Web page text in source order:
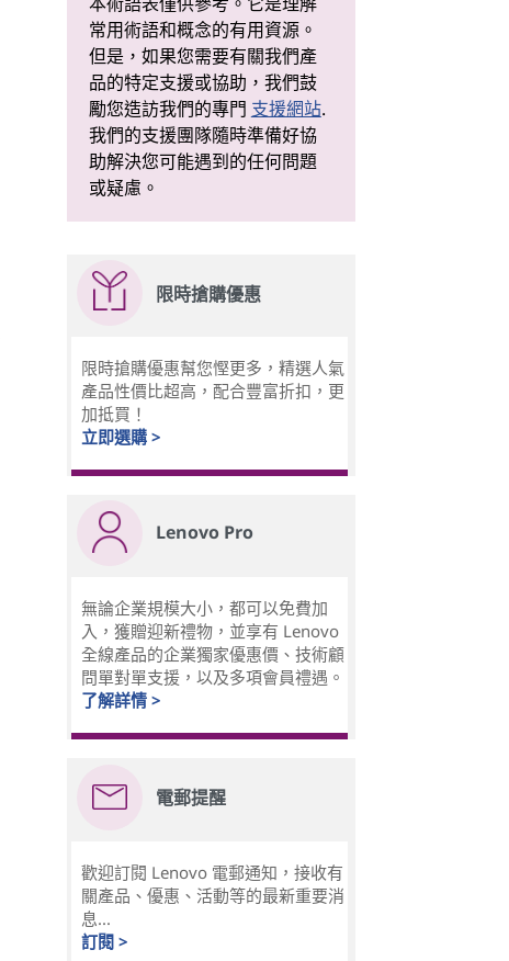
常用術語和概念的有用資源。
但是，如果您需要有關我們產
品的特定支援或協助，我們鼓
勵您造訪我們的專門 支援網站.
我們的支援團隊隨時準備好協
助解決您可能遇到的任何問題
或疑慮。
限時搶購優惠
限時搶購優惠幫您慳更多，精選人氣
產品性價比超高，配合豐富折扣，更
加抵買！
立即選購 >
Lenovo Pro
無論企業規模大小，都可以免費加
入，獲贈迎新禮物，並享有 Lenovo
全線產品的企業獨家優惠價、技術顧
問單對單支援，以及多項會員禮遇。
了解詳情 >
電郵提醒
歡迎訂閱 Lenovo 電郵通知，接收有
關產品、優惠、活動等的最新重要消
息...
訂閱 >